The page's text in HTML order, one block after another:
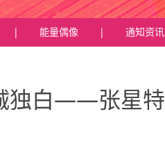
| 能量偶像 | 通知资讯
独白——张星特